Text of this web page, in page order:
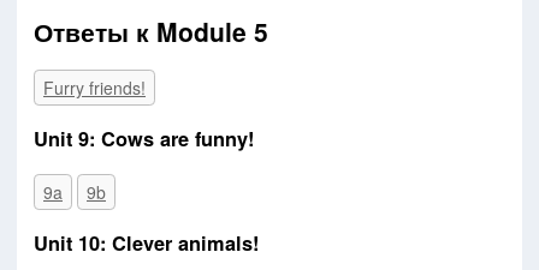
Ответы к Module 5
Furry friends!
Unit 9: Cows are funny!
9a 9b
Unit 10: Clever animals!